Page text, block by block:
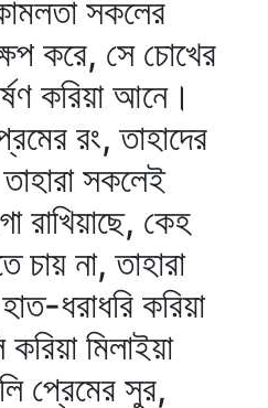
সকলের
করে, সে চোখের
করিয়া আনে।
রং, তাহাদের
সকলেই
রাখিয়াছে, কেহ
চায় না, তাহারা
ধরাধরি করিয়া
মিলাইয়া
প্রেমের সুর,